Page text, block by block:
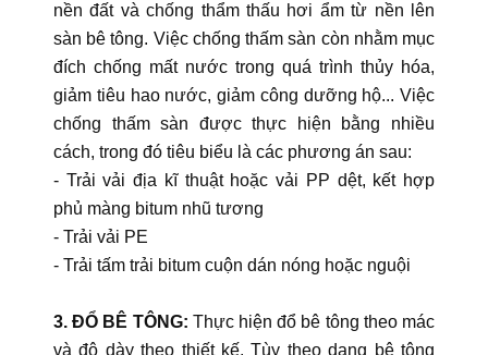
nền đất và chống thẩm thấu hơi ẩm từ nền lên
sàn bê tông. Việc chống thấm sàn còn nhằm mục
đích chống mất nước trong quá trình thủy hóa,
giảm tiêu hao nước, giảm công dưỡng hộ... Việc
chống thấm sàn được thực hiện bằng nhiều
cách, trong đó tiêu biểu là các phương án sau:
- Trải vải địa kĩ thuật hoặc vải PP dệt, kết hợp
phủ màng bitum nhũ tương
- Trải vải PE
- Trải tấm trải bitum cuộn dán nóng hoặc nguội
3. ĐỔ BÊ TÔNG: Thực hiện đổ bê tông theo mác
và độ dày theo thiết kế. Tùy theo dạng bê tông